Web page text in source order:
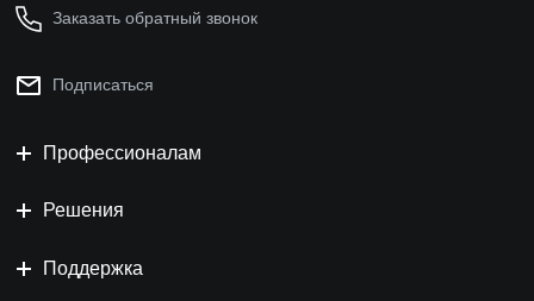
Заказать обратный звонок
Подписаться
Профессионалам
Решения
Поддержка